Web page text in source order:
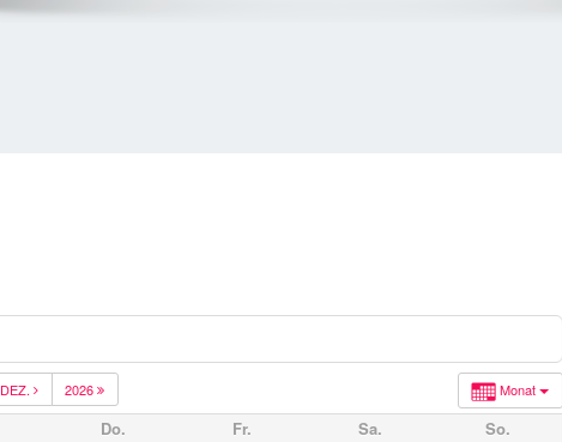
Monat
DEZ. 2026
Do. Fr. Sa. So.